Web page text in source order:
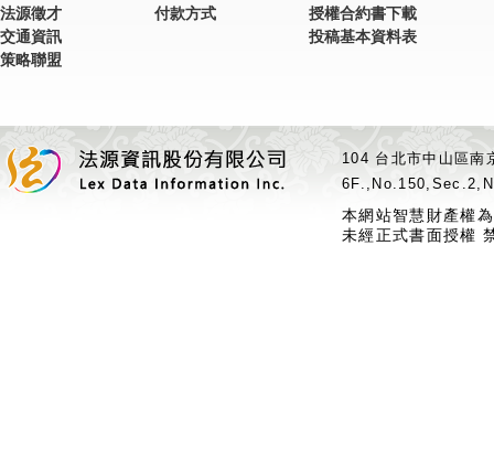
法源徵才
交通資訊
策略聯盟
付款方式
授權合約書下載
投稿基本資料表
104 台北市中山區
本網站智慧財產權
未經正式書面授權